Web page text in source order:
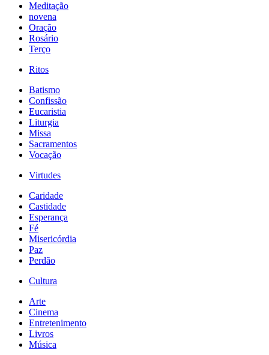
Meditação
novena
Oração
Rosário
Terço
Ritos
Batismo
Confissão
Eucaristia
Liturgia
Missa
Sacramentos
Vocação
Virtudes
Caridade
Castidade
Esperança
Fé
Misericórdia
Paz
Perdão
Cultura
Arte
Cinema
Entretenimento
Livros
Música